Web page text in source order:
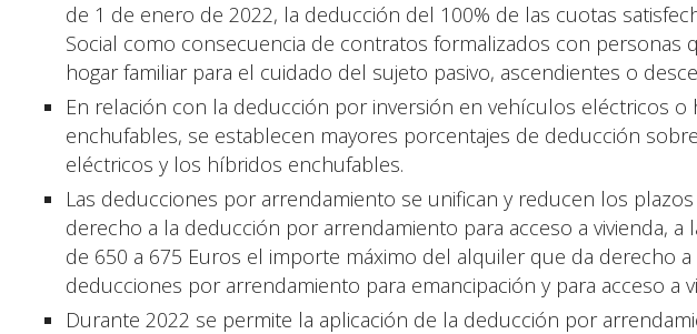
de 1 de enero de 2022, la deducción del 100% de las cuotas
Social como consecuencia de contratos formalizados con personas
hogar familiar para el cuidado del sujeto pasivo, ascendientes o
En relación con la deducción por inversión en vehículos eléctricos o
enchufables, se establecen mayores porcentajes de deducción
eléctricos y los híbridos enchufables.
Las deducciones por arrendamiento se unifican y reducen los
derecho a la deducción por arrendamiento para acceso a vivienda, a
de 650 a 675 Euros el importe máximo del alquiler que da derecho a
deducciones por arrendamiento para emancipación y para acceso a
Durante 2022 se permite la aplicación de la deducción por